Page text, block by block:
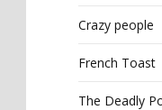
Crazy people
French Toast
The Deadly